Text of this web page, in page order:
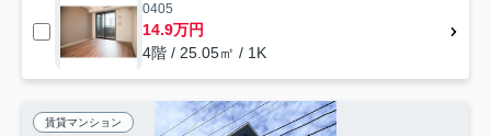
0405
14.9万円
4階 / 25.05㎡ / 1K
賃貸マンション